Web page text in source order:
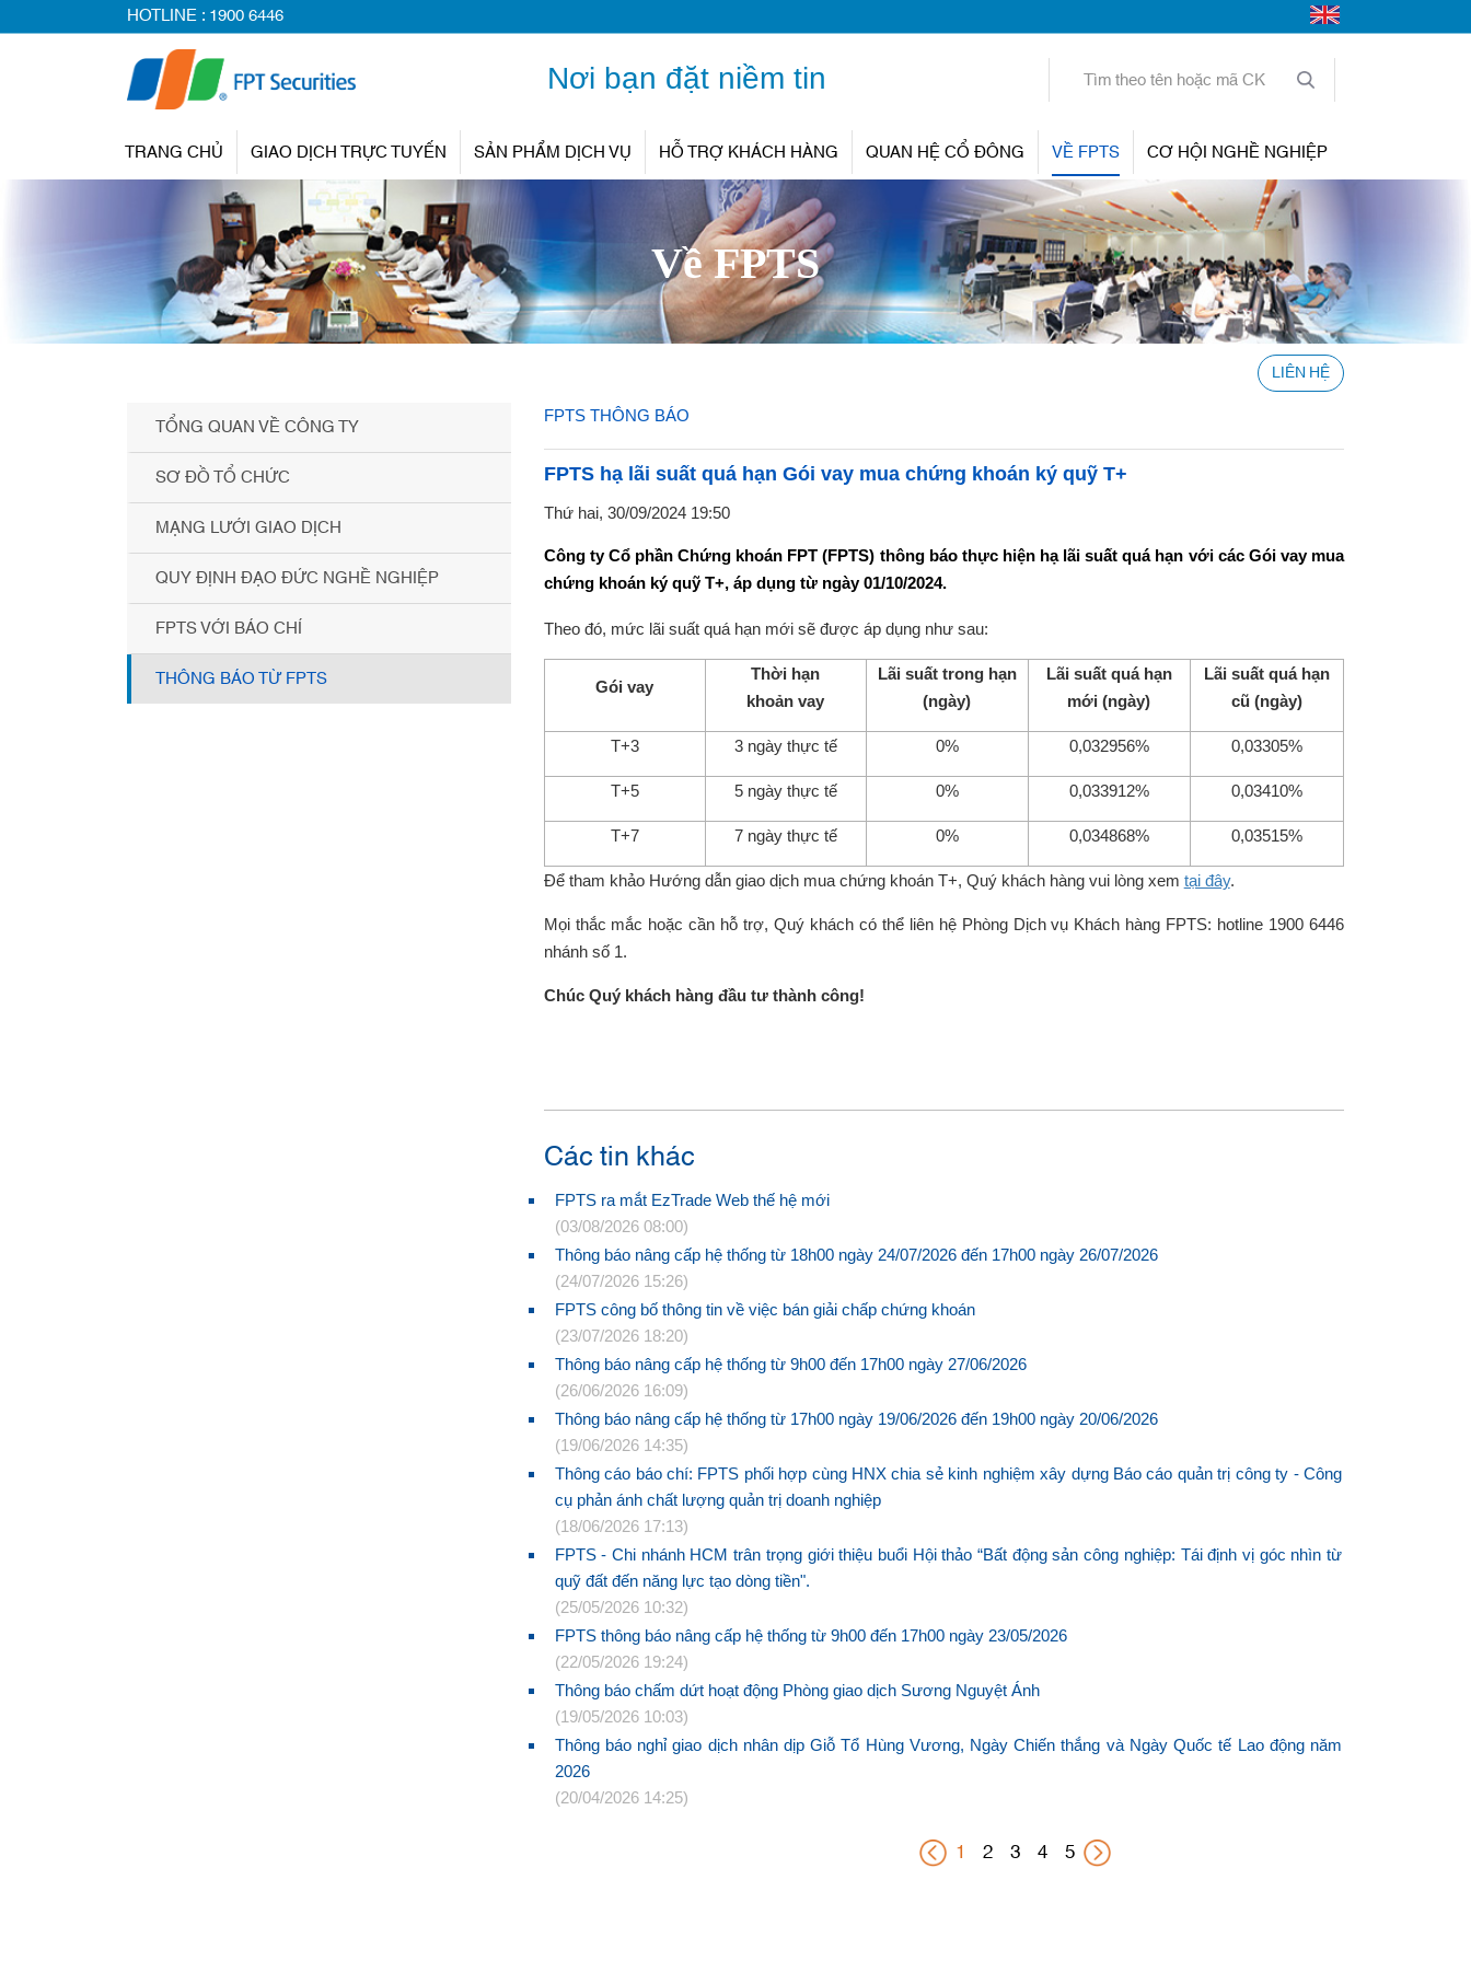
HOTLINE :1900 6446
Nơi bạn đặt niềm tin
TRANG CHỦ GIAO DỊCH TRỰC TUYẾN SẢN PHẨM DỊCH VỤ HỖ TRỢ KHÁCH HÀNG QUAN HỆ CỔ ĐÔNG VỀ FPTS CƠ HỘI NGHỀ NGHIỆP
Về FPTS
LIÊN HỆ
TỔNG QUAN VỀ CÔNG TY
SƠ ĐỒ TỔ CHỨC
MẠNG LƯỚI GIAO DỊCH
QUY ĐỊNH ĐẠO ĐỨC NGHỀ NGHIỆP
FPTS VỚI BÁO CHÍ
THÔNG BÁO TỪ FPTS
FPTS THÔNG BÁO
FPTS hạ lãi suất quá hạn Gói vay mua chứng khoán ký quỹ T+
Thứ hai, 30/09/2024 19:50
Công ty Cổ phần Chứng khoán FPT (FPTS) thông báo thực hiện hạ lãi suất quá hạn với các Gói vay mua
chứng khoán ký quỹ T+, áp dụng từ ngày 01/10/2024.
Theo đó, mức lãi suất quá hạn mới sẽ được áp dụng như sau:
Gói vay
Thời hạn
khoản vay
Lãi suất trong hạn
(ngày)
Lãi suất quá hạn
mới (ngày)
Lãi suất quá hạn
cũ (ngày)
T+3 3 ngày thực tế 0% 0,032956% 0,03305%
T+5 5 ngày thực tế 0% 0,033912% 0,03410%
T+7 7 ngày thực tế 0% 0,034868% 0,03515%
Để tham khảo Hướng dẫn giao dịch mua chứng khoán T+, Quý khách hàng vui lòng xem tại đây.
Mọi thắc mắc hoặc cần hỗ trợ,Quý khách có thể liên hệ Phòng Dịch vụ Khách hàng FPTS: hotline 1900 6446
nhánh số 1.
Chúc Quý khách hàng đầu tư thành công!
Các tin khác
FPTS ra mắt EzTrade Web thế hệ mới
(03/08/2026 08:00)
Thông báo nâng cấp hệ thống từ 18h00 ngày 24/07/2026 đến 17h00 ngày 26/07/2026
(24/07/2026 15:26)
FPTS công bố thông tin về việc bán giải chấp chứng khoán
(23/07/2026 18:20)
Thông báo nâng cấp hệ thống từ 9h00 đến 17h00 ngày 27/06/2026
(26/06/2026 16:09)
Thông báo nâng cấp hệ thống từ 17h00 ngày 19/06/2026 đến 19h00 ngày 20/06/2026
(19/06/2026 14:35)
Thông cáo báo chí: FPTS phối hợp cùng HNX chia sẻ kinh nghiệm xây dựng Báo cáo quản trị công ty - Công
cụ phản ánh chất lượng quản trị doanh nghiệp
(18/06/2026 17:13)
FPTS - Chi nhánh HCM trân trọng giới thiệu buổi Hội thảo “Bất động sản công nghiệp: Tái định vị góc nhìn từ
quỹ đất đến năng lực tạo dòng tiền".
(25/05/2026 10:32)
FPTS thông báo nâng cấp hệ thống từ 9h00 đến 17h00 ngày 23/05/2026
(22/05/2026 19:24)
Thông báo chấm dứt hoạt động Phòng giao dịch Sương Nguyệt Ánh
(19/05/2026 10:03)
Thông báo nghỉ giao dịch nhân dịp Giỗ Tổ Hùng Vương, Ngày Chiến thắng và Ngày Quốc tế Lao động năm
2026
(20/04/2026 14:25)
1 2 3 4 5